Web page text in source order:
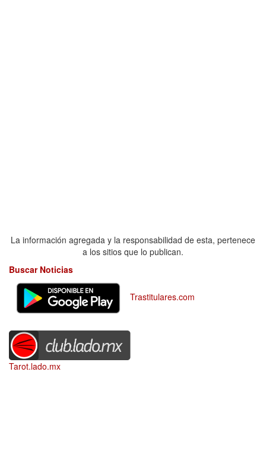
La información agregada y la responsabilidad de esta, pertenece
a los sitios que lo publican.
Buscar Noticias
Trastitulares.com
Tarot.lado.mx